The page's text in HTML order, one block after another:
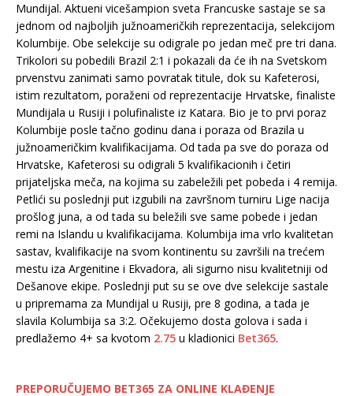
Mundijal. Aktueni vicešampion sveta Francuske sastaje se sa
jednom od najboljih južnoameričkih reprezentacija, selekcijom
Kolumbije. Obe selekcije su odigrale po jedan meč pre tri dana.
Trikolori su pobedili Brazil 2:1 i pokazali da će ih na Svetskom
prvenstvu zanimati samo povratak titule, dok su Kafeterosi,
istim rezultatom, poraženi od reprezentacije Hrvatske, finaliste
Mundijala u Rusiji i polufinaliste iz Katara. Bio je to prvi poraz
Kolumbije posle tačno godinu dana i poraza od Brazila u
južnoameričkim kvalifikacijama. Od tada pa sve do poraza od
Hrvatske, Kafeterosi su odigrali 5 kvalifikacionih i četiri
prijateljska meča, na kojima su zabeležili pet pobeda i 4 remija.
Petlići su poslednji put izgubili na završnom turniru Lige nacija
prošlog juna, a od tada su beležili sve same pobede i jedan
remi na Islandu u kvalifikacijama. Kolumbija ima vrlo kvalitetan
sastav, kvalifikacije na svom kontinentu su završili na trećem
mestu iza Argenitine i Ekvadora, ali sigurno nisu kvalitetniji od
Dešanove ekipe. Poslednji put su se ove dve selekcije sastale
u pripremama za Mundijal u Rusiji, pre 8 godina, a tada je
slavila Kolumbija sa 3:2. Očekujemo dosta golova i sada i
predlažemo 4+ sa kvotom 2.75 u kladionici Bet365.
PREPORUČUJEMO BET365 ZA ONLINE KLAĐENJE